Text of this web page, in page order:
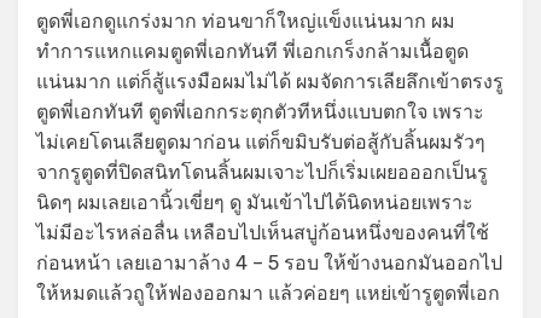
ตูดพี่เอกดูแกร่งมาก ท่อนขาก็ใหญ่แข็งแน่นมาก ผม
ทำการแหกแคมตูดพี่เอกทันที พี่เอกเกร็งกล้ามเนื้อตูด
แน่นมาก แต่ก็สู้แรงมือผมไม่ได้ ผมจัดการเลียลึกเข้าตรงรู
ตูดพี่เอกทันที ตูดพี่เอกกระตุกตัวทีหนึ่งแบบตกใจ เพราะ
ไม่เคยโดนเลียตูดมาก่อน แต่ก็ขมิบรับต่อสู้กับลิ้นผมรัวๆ
จากรูตูดที่ปิดสนิทโดนลิ้นผมเจาะไปก็เริ่มเผยอออกเป็นรู
นิดๆ ผมเลยเอานิ้วเขี่ยๆ ดู มันเข้าไปได้นิดหน่อยเพราะ
ไม่มีอะไรหล่อลื่น เหลือบไปเห็นสบู่ก้อนหนึ่งของคนที่ใช้
ก่อนหน้า เลยเอามาล้าง 4 – 5 รอบ ให้ข้างนอกมันออกไป
ให้หมดแล้วถูให้ฟองออกมา แล้วค่อยๆ แหย่เข้ารูตูดพี่เอก